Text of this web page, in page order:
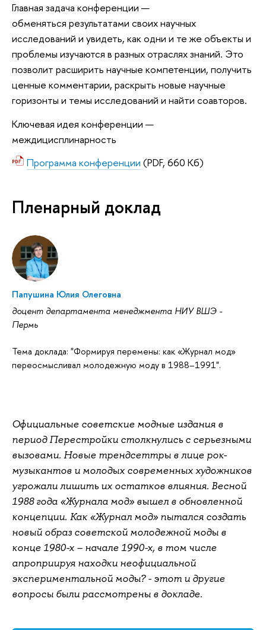
Главная задача конференции —
обменяться результатами своих научных
исследований и увидеть, как одни и те же объекты и
проблемы изучаются в разных отраслях знаний. Это
позволит расширить научные компетенции, получить
ценные комментарии, раскрыть новые научные
горизонты и темы исследований и найти соавторов.
Ключевая идея конференции —
междицисплинарность
Программа конференции (PDF, 660 Кб)
Пленарный доклад
Папушина Юлия Олеговна
доцент департамента менеджмента НИУ ВШЭ -
Пермь
Тема доклада: "Формируя перемены: как «Журнал мод»
переосмысливал молодежную моду в 1988–1991".
Официальные советские модные издания в
период Перестройки столкнулись с серьезными
вызовами. Новые трендсеттры в лице рок-
музыкантов и молодых современных художников
угрожали лишить их остатков влияния. Весной
1988 года «Журнала мод» вышел в обновленной
концепции. Как «Журнал мод» пытался создать
новый образ советской молодежной моды в
конце 1980-х – начале 1990-х, в том числе
апроприируя находки неофициальной
экспериментальной моды? - этот и другие
вопросы были рассмотрены в докладе.